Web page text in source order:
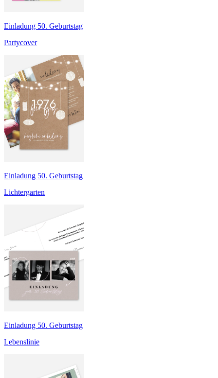
Einladung 50. Geburtstag
Partycover
Einladung 50. Geburtstag
Lichtergarten
Einladung 50. Geburtstag
Lebenslinie